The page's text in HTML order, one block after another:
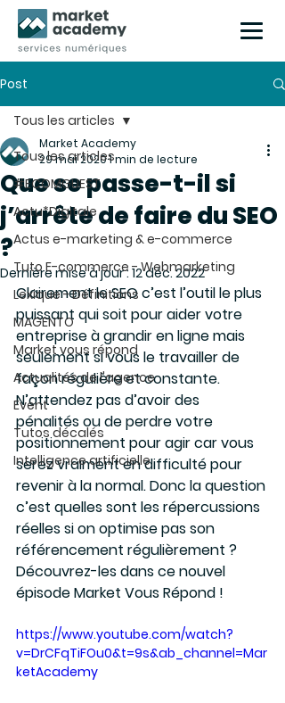
Post
Tous les articles
#ECOMGUEST
Actu*Digitale
Actus e-marketing & e-commerce
Tuto E-commerce - Webmarketing
Lexique - Définitions
MAGENTO
Market vous répond
Actualités de l'agence
Event
Tutos décalés
Intelligence artificielle
Tous les articles
Que se passe-t-il si
j’arrête de faire du SEO
?
Market Academy
29 mai 20201 min de lecture
Dernière mise à jour : 12 déc. 2022
Clairement le SEO c’est l’outil le plus
puissant qui soit pour aider votre
entreprise à grandir en ligne mais
seulement si vous le travailler de
façon régulière et constante.
N’attendez pas d’avoir des
pénalités ou de perdre votre
positionnement pour agir car vous
serez vraiment en difficulté pour
revenir à la normal. Donc la question
c’est quelles sont les répercussions
réelles si on optimise pas son
référencement régulièrement ?
Découvrez-les dans ce nouvel
épisode Market Vous Répond !
https://www.youtube.com/watch?
v=DrCFqTiFOu0&t=9s&ab_channel=Mar
ketAcademy